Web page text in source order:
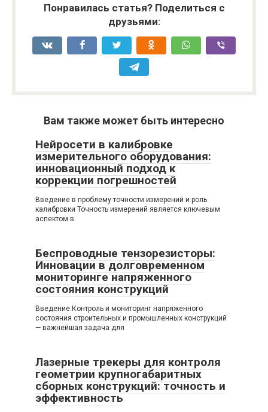
Понравилась статья? Поделиться с
друзьями:
Вам также может быть интересно
Нейросети в калибровке
измерительного оборудования:
инновационный подход к
коррекции погрешностей
Введение в проблему точности измерений и роль
калибровки Точность измерений является ключевым
аспектом в
Беспроводные тензорезисторы:
Инновации в долговременном
мониторинге напряженного
состояния конструкций
Введение Контроль и мониторинг напряженного
состояния строительных и промышленных конструкций
— важнейшая задача для
Лазерные трекеры для контроля
геометрии крупногабаритных
сборных конструкций: точность и
эффективность